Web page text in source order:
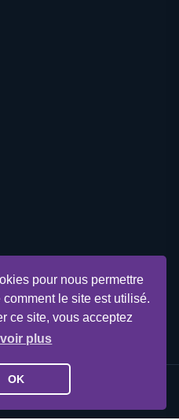
pour nous permettre
le site est utilisé.
ce site, vous acceptez
plus
OK
droits réservés